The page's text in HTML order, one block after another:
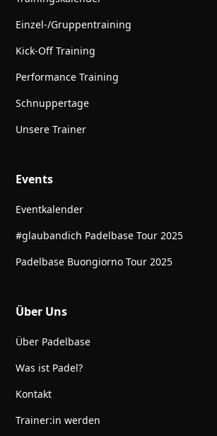
Einzel-/Gruppentraining
Kick-Off Training
Performance Training
Schnuppertage
Unsere Trainer
Events
Eventkalender
#glaubandich Padelbase Tour 2025
Padelbase Buongiorno Tour 2025
Über Uns
Über Padelbase
Was ist Padel?
Kontakt
Trainer:in werden